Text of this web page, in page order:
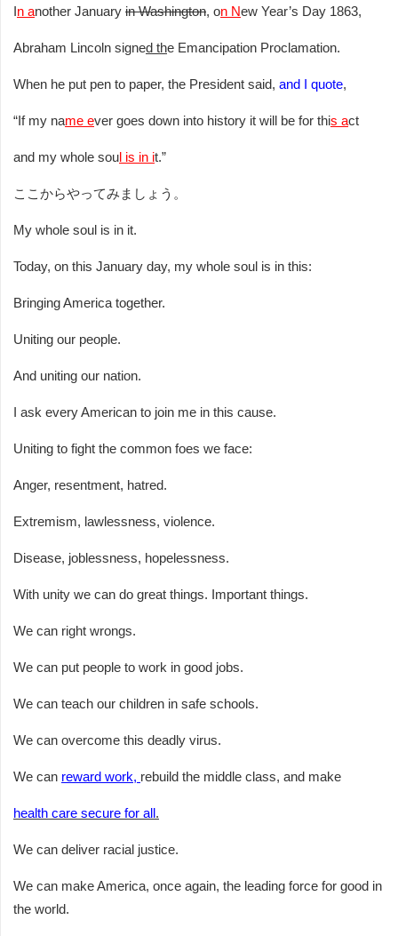
In another January in Washington, on New Year’s Day 1863,
Abraham Lincoln signed the Emancipation Proclamation.
When he put pen to paper, the President said, and I quote,
“If my name ever goes down into history it will be for this act
and my whole soul is in it.”
ここからやってみましょう。
My whole soul is in it.
Today, on this January day, my whole soul is in this:
Bringing America together.
Uniting our people.
And uniting our nation.
I ask every American to join me in this cause.
Uniting to fight the common foes we face:
Anger, resentment, hatred.
Extremism, lawlessness, violence.
Disease, joblessness, hopelessness.
With unity we can do great things. Important things.
We can right wrongs.
We can put people to work in good jobs.
We can teach our children in safe schools.
We can overcome this deadly virus.
We can reward work, rebuild the middle class, and make
health care secure for all.
We can deliver racial justice.
We can make America, once again, the leading force for good in
the world.